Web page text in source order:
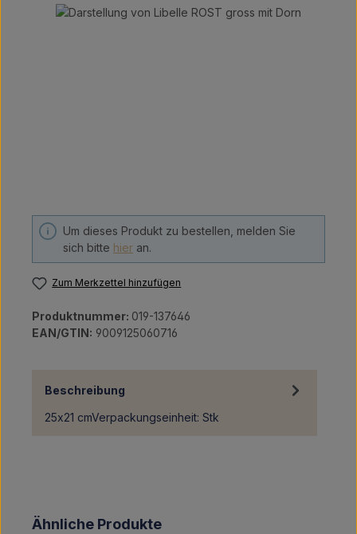
Bildergalerie überspringen
Um dieses Produkt zu bestellen, melden Sie
sich bitte hier an.
Zum Merkzettel hinzufügen
Produktnummer: 019-137646
EAN/GTIN: 9009125060716
Beschreibung
25x21 cmVerpackungseinheit: Stk
Produktgalerie überspringen
Ähnliche Produkte